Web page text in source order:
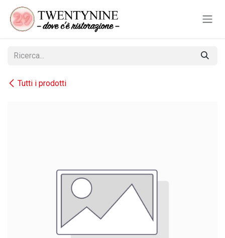
Passa al contenuto
Tutti i prodotti